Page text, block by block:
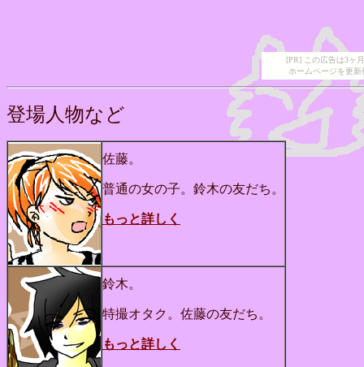
[PR] この広告は3ヶ
ホームページを更
登場人物など
佐藤。
普通の女の子。鈴木の友だち。
もっと詳しく
鈴木。
特撮オタク。佐藤の友だち。
もっと詳しく